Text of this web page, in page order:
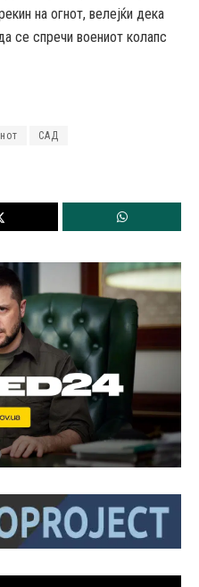
на огнот, велејќи дека
се спречи воениот колапс
САД